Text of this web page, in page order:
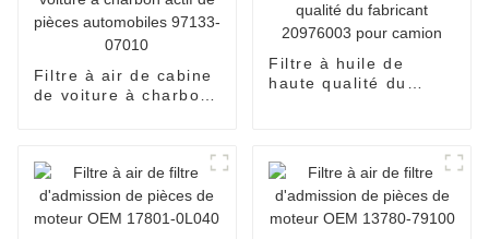
Filtre à air de cabine
de voiture à charbon
Filtre à huile de
haute qualité du